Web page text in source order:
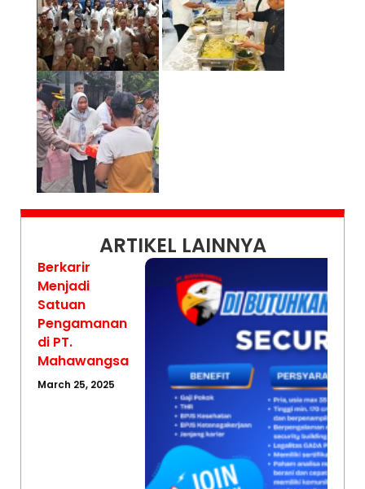
ARTIKEL LAINNYA
Berkarir
Menjadi
Satuan
Pengamanan
di PT.
Mahawangsa
March 25, 2025